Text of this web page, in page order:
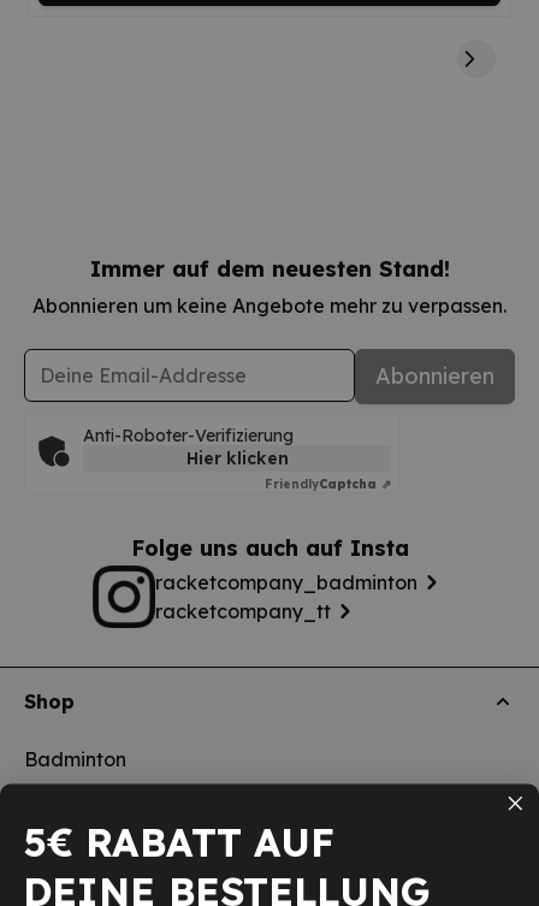
Immer auf dem neuesten Stand!
Abonnieren um keine Angebote mehr zu verpassen.
E-Mail-Adresse Abonnieren
Anti-Roboter-Verifizierung
Hier klicken
FriendlyCaptcha ⇗
Folge uns auch auf Insta
racketcompany_badminton
racketcompany_tt
Shop
Badminton
Squash
Pickleball
5€ RABATT AUF
DEINE BESTELLUNG